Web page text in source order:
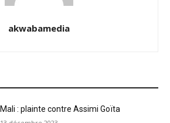
akwabamedia
Mali : plainte contre Assimi Goïta